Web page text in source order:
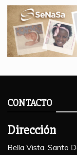
CONTACTO
Dirección
Bella Vista. Santo